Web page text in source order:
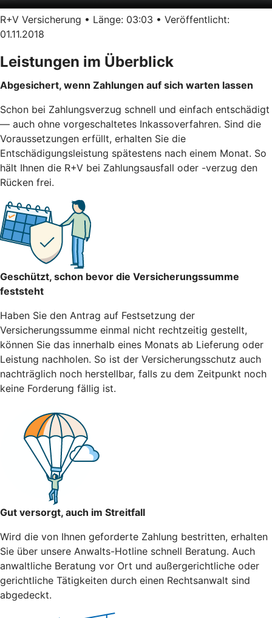
R+V Versicherung • Länge: 03:03 • Veröffentlicht:
01.11.2018
Leistungen im Überblick
Abgesichert, wenn Zahlungen auf sich warten lassen
Schon bei Zahlungsverzug schnell und einfach entschädigt
— auch ohne vorgeschaltetes Inkassoverfahren. Sind die
Voraussetzungen erfüllt, erhalten Sie die
Entschädigungsleistung spätestens nach einem Monat. So
hält Ihnen die R+V bei Zahlungsausfall oder -verzug den
Rücken frei.
Geschützt, schon bevor die Versicherungssumme
feststeht
Haben Sie den Antrag auf Festsetzung der
Versicherungssumme einmal nicht rechtzeitig gestellt,
können Sie das innerhalb eines Monats ab Lieferung oder
Leistung nachholen. So ist der Versicherungsschutz auch
nachträglich noch herstellbar, falls zu dem Zeitpunkt noch
keine Forderung fällig ist.
Gut versorgt, auch im Streitfall
Wird die von Ihnen geforderte Zahlung bestritten, erhalten
Sie über unsere Anwalts-Hotline schnell Beratung. Auch
anwaltliche Beratung vor Ort und außergerichtliche oder
gerichtliche Tätigkeiten durch einen Rechtsanwalt sind
abgedeckt.